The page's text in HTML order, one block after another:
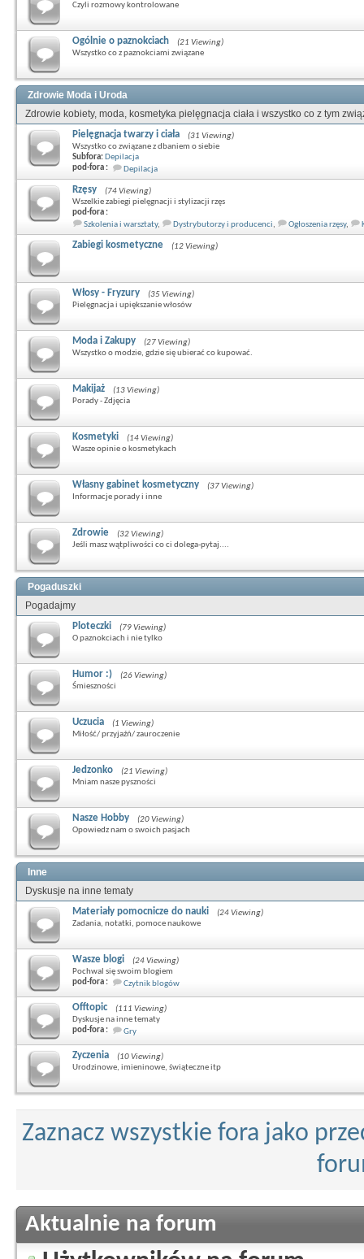
Czyli rozmowy kontrolowane
Ogólnie o paznokciach
(21 Viewing)
Wszystko co z paznokciami związane
Zdrowie Moda i Uroda
Zdrowie kobiety, moda, kosmetyka pielęgnacja ciała i wszystko co z tym
Pielęgnacja twarzy i ciała
(31 Viewing)
Wszystko co związane z dbaniem o siebie
Subfora: Depilacja
pod-fora :
Depilacja
Rzęsy
(74 Viewing)
Wszelkie zabiegi pielęgnacji i stylizacji rzęs
pod-fora :
Szkolenia i warsztaty, Dystrybutorzy i producenci, Ogłoszenia rzęsy,
Zabiegi kosmetyczne (12 Viewing)
Włosy - Fryzury
(35 Viewing)
Pielęgnacja i upiększanie włosów
Moda i Zakupy
(27 Viewing)
Wszystko o modzie, gdzie się ubierać co kupować.
Makijaż
(13 Viewing)
Porady - Zdjęcia
Kosmetyki
(14 Viewing)
Wasze opinie o kosmetykach
Własny gabinet kosmetyczny
(37 Viewing)
Informacje porady i inne
Zdrowie
(32 Viewing)
Jeśli masz wątpliwości co ci dolega-pytaj....
Pogaduszki
Pogadajmy
Ploteczki
(79 Viewing)
O paznokciach i nie tylko
Humor :)
(26 Viewing)
Śmieszności
Uczucia
(1 Viewing)
Miłość/ przyjaźń/ zauroczenie
Jedzonko
(21 Viewing)
Mniam nasze pyszności
Nasze Hobby
(20 Viewing)
Opowiedz nam o swoich pasjach
Inne
Dyskusje na inne tematy
Materiały pomocnicze do nauki
(24 Viewing)
Zadania, notatki, pomoce naukowe
Wasze blogi
(24 Viewing)
Pochwal się swoim blogiem
pod-fora :
Czytnik blogów
Offtopic
(111 Viewing)
Dyskusje na inne tematy
pod-fora :
Gry
Zyczenia
(10 Viewing)
Urodzinowe, imieninowe, świąteczne itp
Zaznacz wszystkie fora jako
Aktualnie na forum